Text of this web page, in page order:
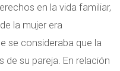
en la vida familiar,
la mujer era
se consideraba que la
de su pareja. En relación